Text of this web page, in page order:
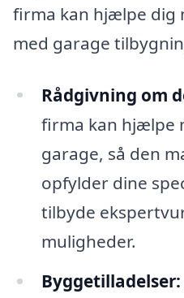
firma kan hjælpe dig
med garage
Rådgivning om
firma kan hjælpe
garage, så den
opfylder dine
tilbyde
muligheder.
Byggetilladelser: